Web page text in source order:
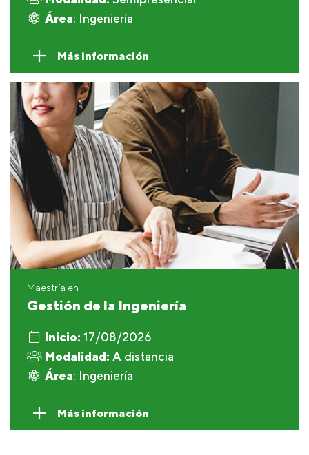
Área: Ingeniería
Más información
Maestría en
Gestión de la Ingeniería
Inicio: 17/08/2026
Modalidad: A distancia
Área: Ingeniería
Más información